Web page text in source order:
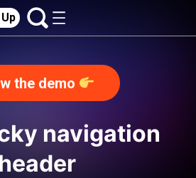
the demo
navigation
header